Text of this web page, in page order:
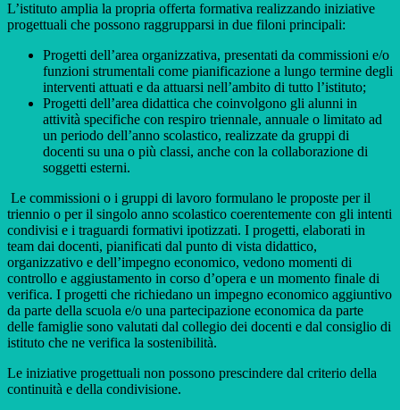
L’istituto amplia la propria offerta formativa realizzando iniziative
progettuali che possono raggrupparsi in due filoni principali:
Progetti dell’area organizzativa, presentati da commissioni e/o
funzioni strumentali come pianificazione a lungo termine degli
interventi attuati e da attuarsi nell’ambito di tutto l’istituto;
Progetti dell’area didattica che coinvolgono gli alunni in
attività specifiche con respiro triennale, annuale o limitato ad
un periodo dell’anno scolastico, realizzate da gruppi di
docenti su una o più classi, anche con la collaborazione di
soggetti esterni.
Le commissioni o i gruppi di lavoro formulano le proposte per il
triennio o per il singolo anno scolastico coerentemente con gli intenti
condivisi e i traguardi formativi ipotizzati. I progetti, elaborati in
team dai docenti, pianificati dal punto di vista didattico,
organizzativo e dell’impegno economico, vedono momenti di
controllo e aggiustamento in corso d’opera e un momento finale di
verifica. I progetti che richiedano un impegno economico aggiuntivo
da parte della scuola e/o una partecipazione economica da parte
delle famiglie sono valutati dal collegio dei docenti e dal consiglio di
istituto che ne verifica la sostenibilità.
Le iniziative progettuali non possono prescindere dal criterio della
continuità e della condivisione.